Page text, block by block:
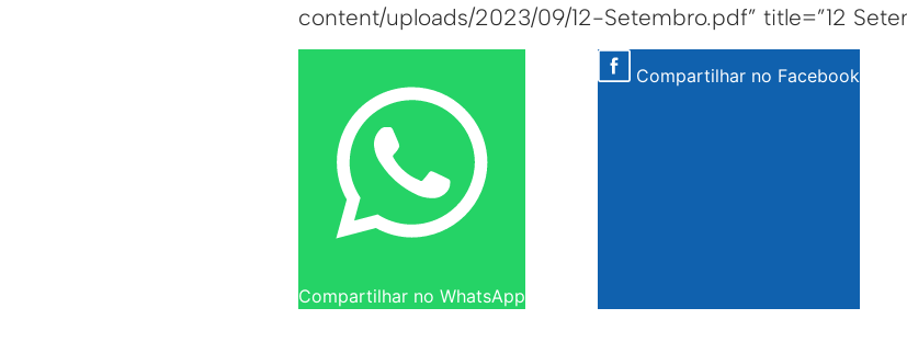
content/uploads/2023/09/12-Setembro.pdf” title=”12
Compartilhar no WhatsApp
Compartilhar no Facebook